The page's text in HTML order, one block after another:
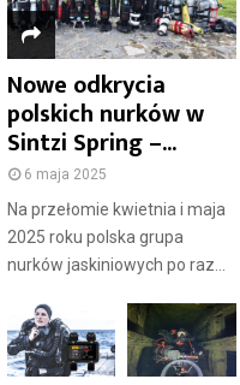
Nowe odkrycia
polskich nurków w
Sintzi Spring –...
6 maja 2025
Na przełomie kwietnia i maja
2025 roku polska grupa
nurków jaskiniowych po raz...